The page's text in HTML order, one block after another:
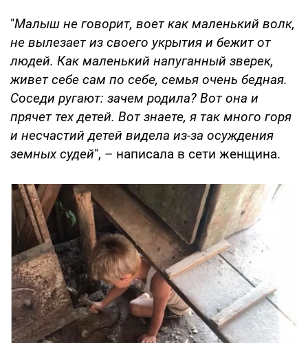
"Малыш не говорит, воет как маленький волк,
не вылезает из своего укрытия и бежит от
людей. Как маленький напуганный зверек,
живет себе сам по себе, семья очень бедная.
Соседи ругают: зачем родила? Вот она и
прячет тех детей. Вот знаете, я так много горя
и несчастий детей видела из-за осуждения
земных судей", – написала в сети женщина.